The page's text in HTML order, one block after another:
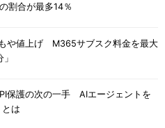
割合が最多14％
や値上げ M365サブスク料金を最大
保護の次の一手 AIエージェントを
は